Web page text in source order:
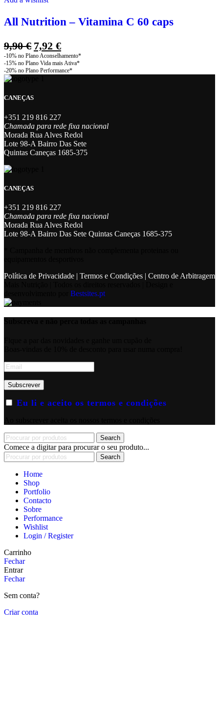
All Nutrition – Vitamina C 60 caps
9,90€ O
preço
original
7,92 €O
preço
atual
CANEÇAS
+351 219 816 227
Chamada para rede fixa nacional
Morada Rua Alves Redol
Lote 98-A Bairro Das Sete
Quintas Caneças 1685-375
CANEÇAS
+351 219 816 227
Chamada para rede fixa nacional
Morada Rua Alves Redol
Lote 98-A Bairro Das Sete Quintas Caneças 1685-375
Política de Privacidade | Termos e Condições | Centro de Arbitragem
Bestsites.pt
Eu li e aceito os termos e condições
Search
Comece a digitar para procurar o seu produto...
Search
Home
Shop
Portfolio
Contacto
Sobre
Performance
Wishlist
Login / Register
Carrinho
Fechar
Entrar
Fechar
Sem conta?
Criar conta